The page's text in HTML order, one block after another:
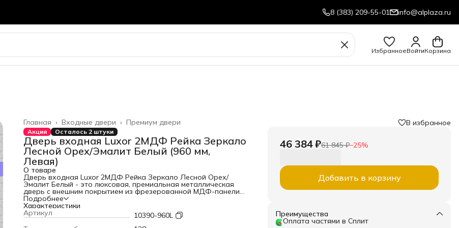
8 (383) 209-55-01 info@alplaza.ru
ИзбранноеВойтиКорзина
Премиум двери
Входные двери ›
Главная ›
Акция Осталось 2 штуки
Дверь входная Luxor 2МДФ Рейка Зеркало
Лесной Орех/Эмалит Белый (960 мм,
Левая)
О товаре
Дверь входная Luxor 2МДФ Рейка Зеркало Лесной Орех/
Эмалит Белый - это люксовая, премиальная металлическая
дверь с внешним покрытием из фрезерованной МДФ-панели
12 мм в цвете "Лесной Орех Патина", и внутренней панелью из
фрезерованной МДФ-панели 16 мм в цвете "Эмалит Белый" с
накладным зеркалом "в пол". Толщина дверного полотна и
короба 115 мм и 128 мм соответственно. Наполнение из
Подробнее
Характеристики
Артикул
10390-960L
В избранное
46 384 ₽61 845 ₽−25%
Добавить в корзину
Преимущества
Оплата частями в Сплит